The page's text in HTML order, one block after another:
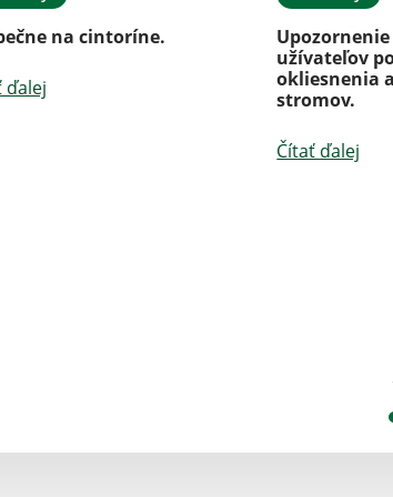
na cintoríne.
ďalej
užívateľov
okliesnenia
stromov.
Čítať ďalej